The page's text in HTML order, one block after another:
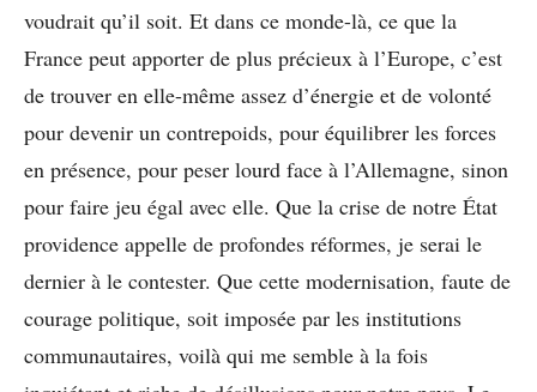
voudrait qu’il soit. Et dans ce monde-là, ce que la
France peut apporter de plus précieux à l’Europe, c’est
de trouver en elle-même assez d’énergie et de volonté
pour devenir un contrepoids, pour équilibrer les forces
en présence, pour peser lourd face à l’Allemagne, sinon
pour faire jeu égal avec elle. Que la crise de notre État
providence appelle de profondes réformes, je serai le
dernier à le contester. Que cette modernisation, faute de
courage politique, soit imposée par les institutions
communautaires, voilà qui me semble à la fois